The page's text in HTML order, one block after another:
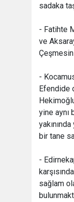
sadaka
- Fatihte
ve
-
yine aynı
bir tane
-
sağlam